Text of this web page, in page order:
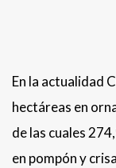
En la actualidad
hectáreas en
de las cuales
en pompón y